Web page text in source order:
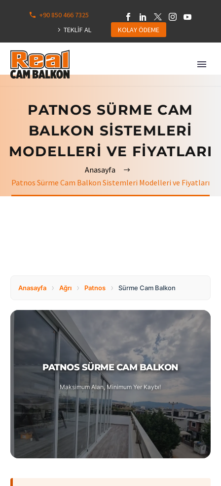
+90 850 466 7325
TEKLİF AL
KOLAY ÖDEME
PATNOS SÜRME CAM
BALKON SISTEMLERI
MODELLERI VE FIYATLARI
Anasayfa
Patnos Sürme Cam Balkon Sistemleri Modelleri ve Fiyatları
Anasayfa › Ağrı › Patnos › Sürme Cam Balkon
PATNOS SÜRME CAM BALKON
Maksimum Alan, Minimum Yer Kaybı!
113
Hepsini
Göster
Bulgaria
Canada
Czech
Netherlands
Poland
Romania
Switzerland
Turkey
United
States